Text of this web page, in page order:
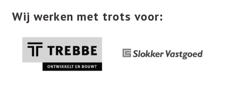
Wij werken met trots voor: